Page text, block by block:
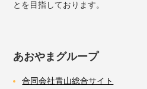
とを目指しております。
あおやまグループ
合同会社青山総合サイト